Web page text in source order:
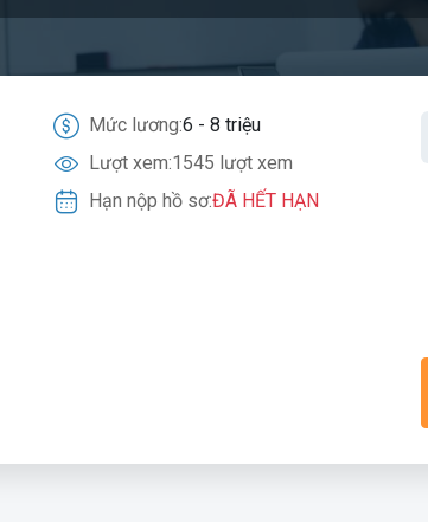
Mức lương:6 - 8 triệu
Lượt xem:1545 lượt xem
Hạn nộp hồ sơ:ĐÃ HẾT HẠN